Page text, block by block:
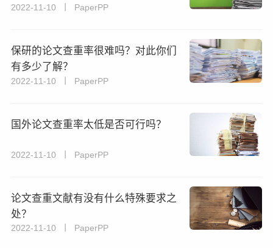
2022-11-10 丨 PaperPP
保研的论文查重率很难吗？对此你们
有多少了解？
2022-11-10 丨 PaperPP
国外论文查重率太低是否可行吗？
2022-11-10 丨 PaperPP
论文查重文献有没有什么特殊要求之
处？
2022-11-10 丨 PaperPP